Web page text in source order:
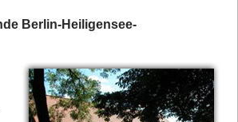
Berlin-Heiligensee-